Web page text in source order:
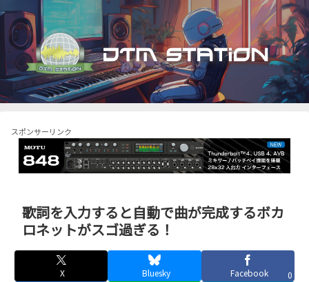
スポンサーリンク
歌詞を入力すると自動で曲が完成するボカ
ロネットがスゴ過ぎる！
X Bluesky Facebook 0